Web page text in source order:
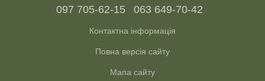
097 705-62-15 063 649-70-42
Контактна інформація
Повна версія сайту
Мапа сайту